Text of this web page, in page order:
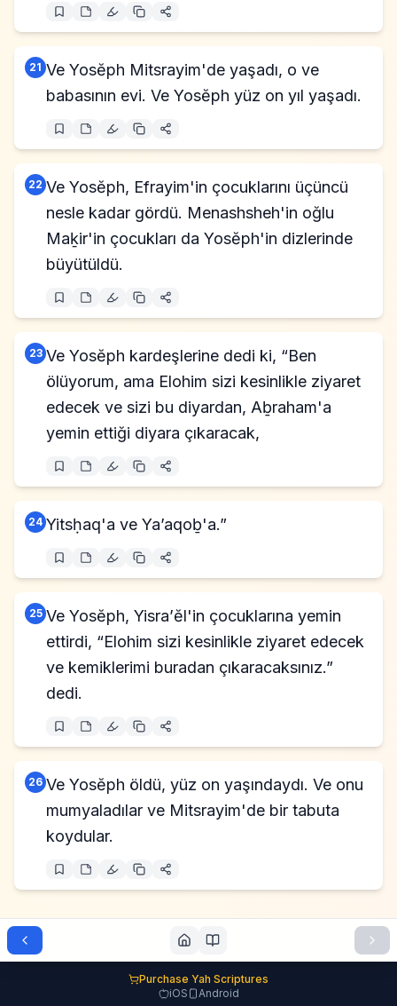
21 Ve Yosĕph Mitsrayim'de yaşadı, o ve
babasının evi. Ve Yosĕph yüz on yıl yaşadı.
22 Ve Yosĕph, Efrayim'in çocuklarını üçüncü
nesle kadar gördü. Menashsheh'in oğlu
Maḵir'in çocukları da Yosĕph'in dizlerinde
büyütüldü.
23 Ve Yosĕph kardeşlerine dedi ki, “Ben
ölüyorum, ama Elohim sizi kesinlikle ziyaret
edecek ve sizi bu diyardan, Aḇraham'a
yemin ettiği diyara çıkaracak,
24 Yitsḥaq'a ve Ya’aqoḇ'a.”
25 Ve Yosĕph, Yisra’ĕl'in çocuklarına yemin
ettirdi, “Elohim sizi kesinlikle ziyaret edecek
ve kemiklerimi buradan çıkaracaksınız.”
dedi.
26 Ve Yosĕph öldü, yüz on yaşındaydı. Ve onu
mumyaladılar ve Mitsrayim'de bir tabuta
koydular.
Purchase Yah Scriptures
iOS
Android